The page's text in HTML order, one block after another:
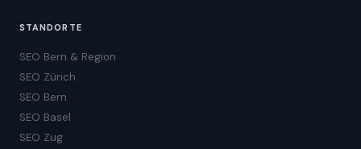
STANDORTE
SEO Bern & Region
SEO Zürich
SEO Bern
SEO Basel
SEO Zug